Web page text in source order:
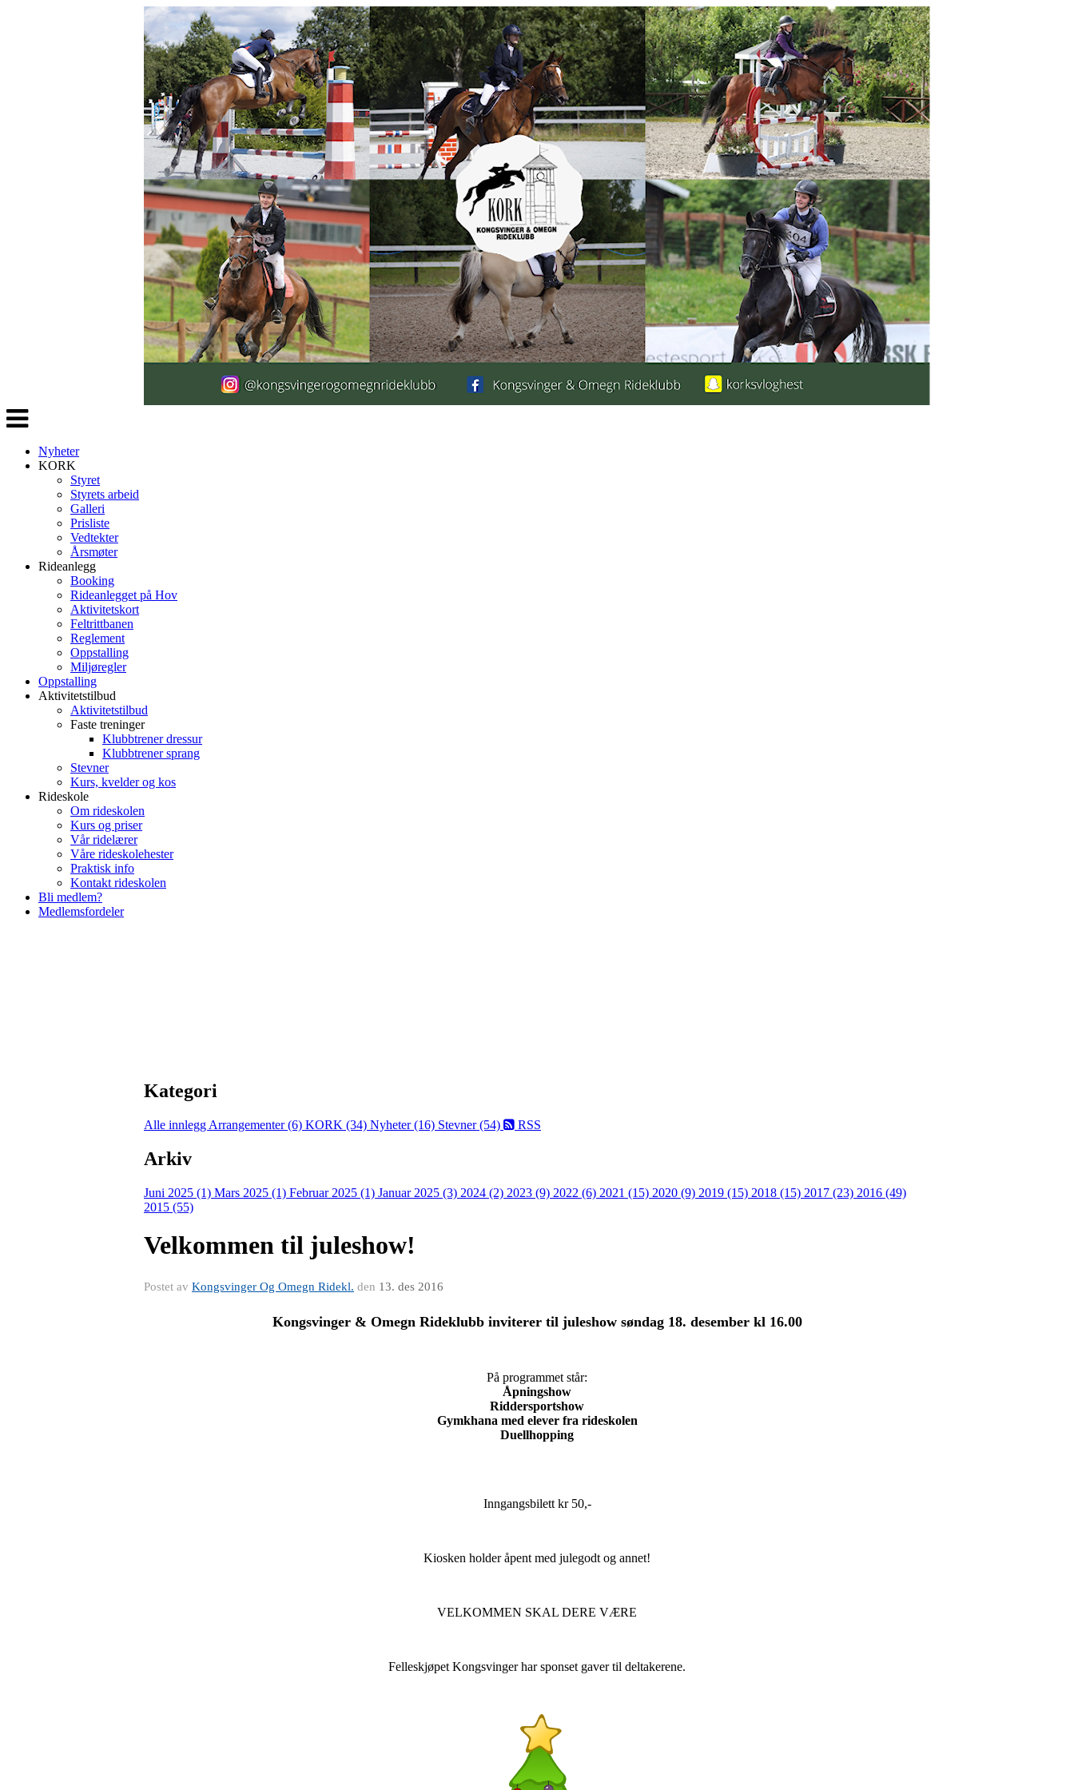
Veksle
navigasjon
Nyheter
KORK
Styret
Styrets arbeid
Galleri
Prisliste
Vedtekter
Årsmøter
Rideanlegg
Booking
Rideanlegget på Hov
Aktivitetskort
Feltrittbanen
Reglement
Oppstalling
Miljøregler
Oppstalling
Aktivitetstilbud
Aktivitetstilbud
Faste treninger
Klubbtrener dressur
Klubbtrener sprang
Stevner
Kurs, kvelder og kos
Rideskole
Om rideskolen
Kurs og priser
Vår ridelærer
Våre rideskolehester
Praktisk info
Kontakt rideskolen
Bli medlem?
Medlemsfordeler
Kategori
Alle innlegg Arrangementer (6) KORK (34) Nyheter (16) Stevner (54) RSS
Arkiv
Juni 2025 (1) Mars 2025 (1) Februar 2025 (1) Januar 2025 (3) 2024 (2) 2023 (9) 2022 (6) 2021 (15) 2020 (9) 2019 (15) 2018 (15) 2017 (23) 2016 (49)
2015 (55)
Velkommen til juleshow!
Postet av Kongsvinger Og Omegn Ridekl. den 13. des 2016
Kongsvinger & Omegn Rideklubb inviterer til juleshow søndag 18. desember kl 16.00
På programmet står:
Åpningshow
Riddersportshow
Gymkhana med elever fra rideskolen
Duellhopping
Inngangsbilett kr 50,-
Kiosken holder åpent med julegodt og annet!
VELKOMMEN SKAL DERE VÆRE
Felleskjøpet Kongsvinger har sponset gaver til deltakerene.